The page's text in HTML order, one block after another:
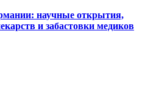
научные открытия,
и забастовки медиков